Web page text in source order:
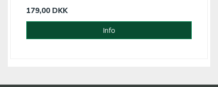
179,00 DKK
Info